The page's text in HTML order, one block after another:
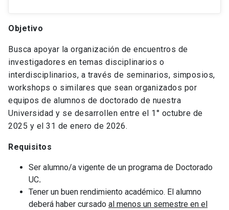
Objetivo
Busca apoyar la organización de encuentros de
investigadores en temas disciplinarios o
interdisciplinarios, a través de seminarios, simposios,
workshops o similares que sean organizados por
equipos de alumnos de doctorado de nuestra
Universidad y se desarrollen entre el 1° octubre de
2025 y el 31 de enero de 2026.
Requisitos
Ser alumno/a vigente de un programa de Doctorado
UC.
Tener un buen rendimiento académico. El alumno
deberá haber cursado al menos un semestre en el